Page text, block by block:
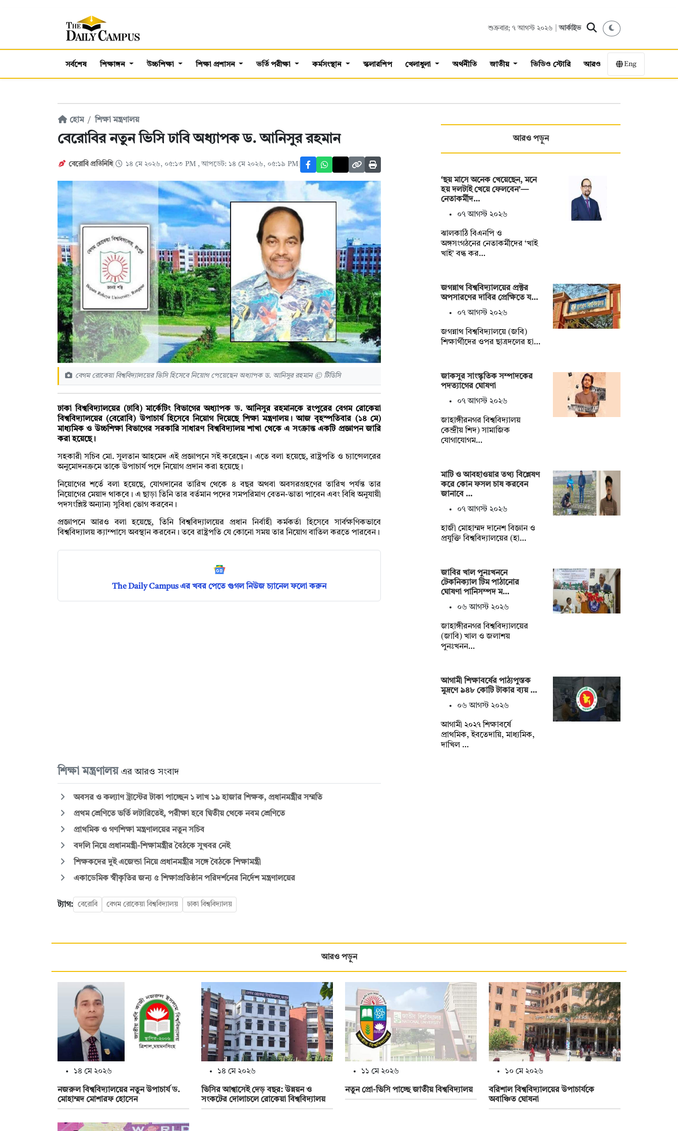
শুক্রবার; ৭ আগস্ট ২০২৬ |আর্কাইভ
সর্বশেষ শিক্ষাঙ্গন উচ্চশিক্ষা শিক্ষা প্রশাসন ভর্তি পরীক্ষা কর্মসংস্থান স্কলারশিপ খেলাধুলা অর্থনীতি জাতীয় ভিডিও স্টোরি আরও Eng
হোম শিক্ষা মন্ত্রণালয়
বেরোবির নতুন ভিসি ঢাবি অধ্যাপক ড. আনিসুর রহমান
বেরোবি প্রতিনিধি ১৪ মে ২০২৬, ০৫:১৩ PM , আপডেট: ১৪ মে ২০২৬, ০৫:১৯ PM
বেগম রোকেয়া বিশ্ববিদ্যালয়ের ভিসি হিসেবে নিয়োগ পেয়েছেন অধ্যাপক ড. আনিসুর রহমান © টিডিসি
ঢাকা বিশ্ববিদ্যালয়ের (ঢাবি) মার্কেটিং বিভাগের অধ্যাপক ড. আনিসুর রহমানকে রংপুরের বেগম রোকেয়া
বিশ্ববিদ্যালয়ের (বেরোবি) উপাচার্য হিসেবে নিয়োগ দিয়েছে শিক্ষা মন্ত্রণালয়। আজ বৃহস্পতিবার (১৪ মে)
মাধ্যমিক ও উচ্চশিক্ষা বিভাগের সরকারি সাধারণ বিশ্ববিদ্যালয় শাখা থেকে এ সংক্রান্ত একটি প্রজ্ঞাপন জারি
করা হয়েছে।
সহকারী সচিব মো. সুলতান আহমেদ এই প্রজ্ঞাপনে সই করেছেন। এতে বলা হয়েছে, রাষ্ট্রপতি ও চ্যান্সেলরের
অনুমোদনক্রমে তাকে উপাচার্য পদে নিয়োগ প্রদান করা হয়েছে।
নিয়োগের শর্তে বলা হয়েছে, যোগদানের তারিখ থেকে ৪ বছর অথবা অবসরগ্রহণের তারিখ পর্যন্ত তার
নিয়োগের মেয়াদ থাকবে। এ ছাড়া তিনি তার বর্তমান পদের সমপরিমাণ বেতন-ভাতা পাবেন এবং বিধি অনুযায়ী
পদসংশ্লিষ্ট অন্যান্য ‍সুবিধা ভোগ করবেন।
প্রজ্ঞাপনে আরও বলা হয়েছে, তিনি বিশ্ববিদ্যালয়ের প্রধান নির্বাহী কর্মকর্তা হিসেবে সার্বক্ষণিকভাবে
বিশ্ববিদ্যালয় ক্যাম্পাসে অবস্থান করবেন। তবে রাষ্ট্রপতি যে কোনো সময় তার নিয়োগ বাতিল করতে পারবেন।
The Daily Campus এর খবর পেতে গুগল নিউজ চ্যানেল ফলো করুন
শিক্ষা মন্ত্রণালয় এর আরও সংবাদ
অবসর ও কল্যাণ ট্রাস্টের টাকা পাচ্ছেন ১ লাখ ১৯ হাজার শিক্ষক, প্রধানমন্ত্রীর সম্মতি
প্রথম শ্রেণিতে ভর্তি লটারিতেই, পরীক্ষা হবে দ্বিতীয় থেকে নবম শ্রেণিতে
প্রাথমিক ও গণশিক্ষা মন্ত্রণালয়ের নতুন সচিব
বদলি নিয়ে প্রধানমন্ত্রী-শিক্ষামন্ত্রীর বৈঠকে সুখবর নেই
শিক্ষকদের দুই এজেন্ডা নিয়ে প্রধানমন্ত্রীর সঙ্গে বৈঠকে শিক্ষামন্ত্রী
একাডেমিক স্বীকৃতির জন্য ৫ শিক্ষাপ্রতিষ্ঠান পরিদর্শনের নির্দেশ মন্ত্রণালয়ের
ট্যাগ: বেরোবি বেগম রোকেয়া বিশ্ববিদ্যালয় ঢাকা বিশ্ববিদ্যালয়
আরও পড়ুন
‘ছয় মাসে অনেক খেয়েছেন, মনে
হয় দলটাই খেয়ে ফেলবেন’—
নেতাকর্মীদ…
০৭ আগস্ট ২০২৬
ঝালকাঠি বিএনপি ও
অঙ্গসংগঠনের নেতাকর্মীদের ‘খাই
খাই’ বন্ধ কর…
জগন্নাথ বিশ্ববিদ্যালয়ের প্রক্টর
অপসারণের দাবির প্রেক্ষিতে য…
০৭ আগস্ট ২০২৬
জগন্নাথ বিশ্ববিদ্যালয়ে (জবি)
শিক্ষার্থীদের ওপর ছাত্রদলের হা…
জাকসুর সাংস্কৃতিক সম্পাদকের
পদত্যাগের ঘোষণা
০৭ আগস্ট ২০২৬
‎জাহাঙ্গীরনগর বিশ্ববিদ্যালয়
কেন্দ্রীয় শিদ) সামাজিক
যোগাযোগম…
মাটি ও আবহাওয়ার তথ্য বিশ্লেষণ
করে কোন ফসল চাষ করবেন
জানাবে …
০৭ আগস্ট ২০২৬
হাজী মোহাম্মদ দানেশ বিজ্ঞান ও
প্রযুক্তি বিশ্ববিদ্যালয়ের (হা…
জাবির খাল পুনঃখননে
টেকনিক্যাল টিম পাঠানোর
ঘোষণা পানিসম্পদ ম…
০৬ আগস্ট ২০২৬
‎‎জাহাঙ্গীরনগর বিশ্ববিদ্যালয়ের
(জাবি) খাল ও জলাশয়
পুনঃখনন…
আগামী শিক্ষাবর্ষের পাঠ্যপুস্তক
মুদ্রণে ৯৪৮ কোটি টাকার ব্যয় …
০৬ আগস্ট ২০২৬
আগামী ২০২৭ শিক্ষাবর্ষে
প্রাথমিক, ইবতেদায়ি, মাধ্যমিক,
দাখিল …
আরও পড়ুন
১৪ মে ২০২৬
নজরুল বিশ্ববিদ্যালয়ের নতুন উপাচার্য ড.
মোহাম্মদ মোশারফ হোসেন
১৪ মে ২০২৬
ভিসির আশ্বাসেই দেড় বছর: উন্নয়ন ও
সংকটের দোলাচলে রোকেয়া বিশ্ববিদ্যালয়
১১ মে ২০২৬
নতুন প্রো-ভিসি পাচ্ছে জাতীয় বিশ্ববিদ্যালয়
১০ মে ২০২৬
বরিশাল বিশ্ববিদ্যালয়ের উপাচার্যকে
অবাঞ্চিত ঘোষনা